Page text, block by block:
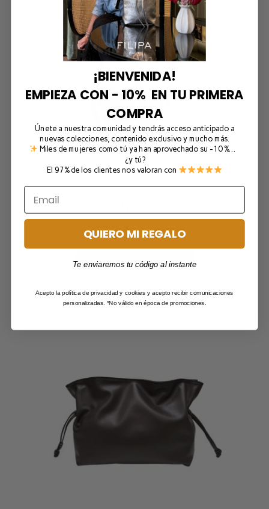
71,00 € IVA incluido
Seleccionar opciones
¡BIENVENIDA!
EMPIEZA CON - 10% EN TU PRIMERA
COMPRA
Únete a nuestra comunidad y tendrás acceso anticipado a
nuevas colecciones, contenido exclusivo y mucho más.
Miles de mujeres como tú ya han aprovechado su -10 %…
¿y tú?
El 97% de los clientes nos valoran con
QUIERO MI REGALO
Te enviaremos tu código al instante
Acepto la política de privacidad y cookies y acepto recibir comunicaciones
personalizadas. *No válido en época de promociones.